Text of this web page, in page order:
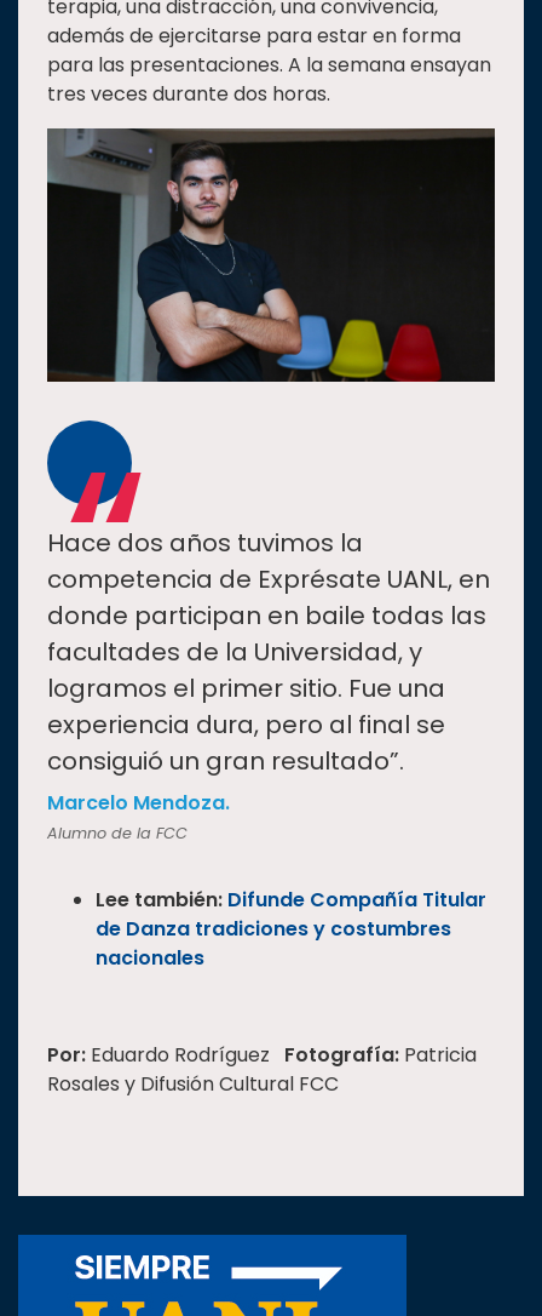
terapia, una distracción, una convivencia,
además de ejercitarse para estar en forma
para las presentaciones. A la semana ensayan
tres veces durante dos horas.
“
Hace dos años tuvimos la
competencia de Exprésate UANL, en
donde participan en baile todas las
facultades de la Universidad, y
logramos el primer sitio. Fue una
experiencia dura, pero al final se
consiguió un gran resultado”.
Marcelo Mendoza.
Alumno de la FCC
Lee también: Difunde Compañía Titular
de Danza tradiciones y costumbres
nacionales
Por: Eduardo Rodríguez Fotografía: Patricia
Rosales y Difusión Cultural FCC